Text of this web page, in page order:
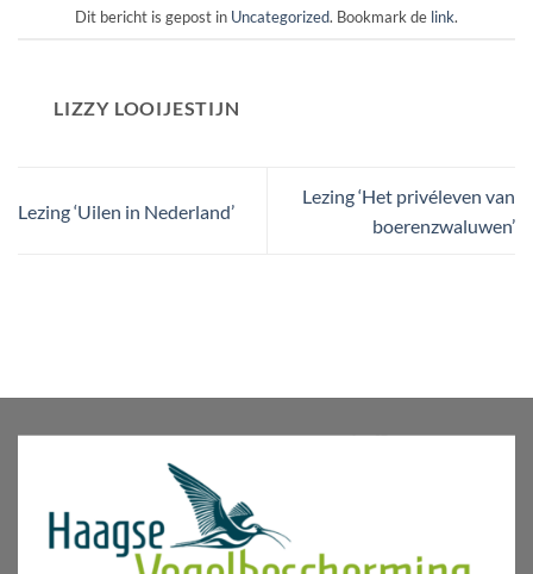
Dit bericht is gepost in Uncategorized. Bookmark de link.
LIZZY LOOIJESTIJN
Lezing ‘Uilen in Nederland’
Lezing ‘Het privéleven van
boerenzwaluwen’